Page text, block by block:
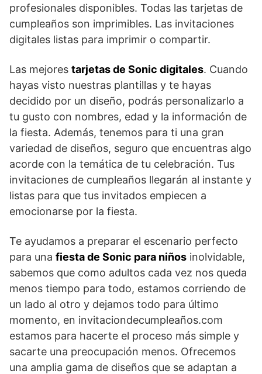
profesionales disponibles. Todas las tarjetas de
cumpleaños son imprimibles. Las invitaciones
digitales listas para imprimir o compartir.
Las mejores tarjetas de Sonic digitales. Cuando
hayas visto nuestras plantillas y te hayas
decidido por un diseño, podrás personalizarlo a
tu gusto con nombres, edad y la información de
la fiesta. Además, tenemos para ti una gran
variedad de diseños, seguro que encuentras algo
acorde con la temática de tu celebración. Tus
invitaciones de cumpleaños llegarán al instante y
listas para que tus invitados empiecen a
emocionarse por la fiesta.
Te ayudamos a preparar el escenario perfecto
para una fiesta de Sonic para niños inolvidable,
sabemos que como adultos cada vez nos queda
menos tiempo para todo, estamos corriendo de
un lado al otro y dejamos todo para último
momento, en invitaciondecumpleaños.com
estamos para hacerte el proceso más simple y
sacarte una preocupación menos. Ofrecemos
una amplia gama de diseños que se adaptan a